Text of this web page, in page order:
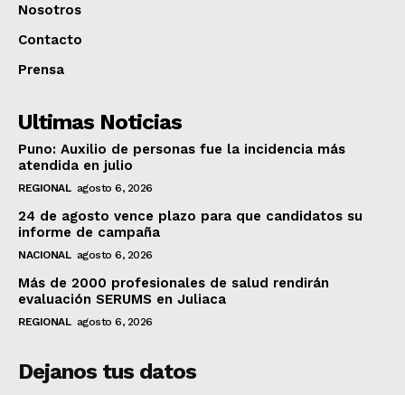
Nosotros
Contacto
Prensa
Ultimas Noticias
Puno: Auxilio de personas fue la incidencia más
atendida en julio
REGIONAL agosto 6, 2026
24 de agosto vence plazo para que candidatos su
informe de campaña
NACIONAL agosto 6, 2026
Más de 2000 profesionales de salud rendirán
evaluación SERUMS en Juliaca
REGIONAL agosto 6, 2026
Dejanos tus datos